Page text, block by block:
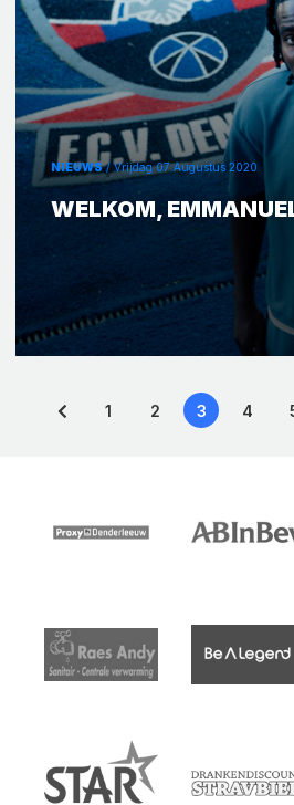
NIEUWS/ Vrijdag 07 Augustus 2020
WELKOM,
1 2 3 4